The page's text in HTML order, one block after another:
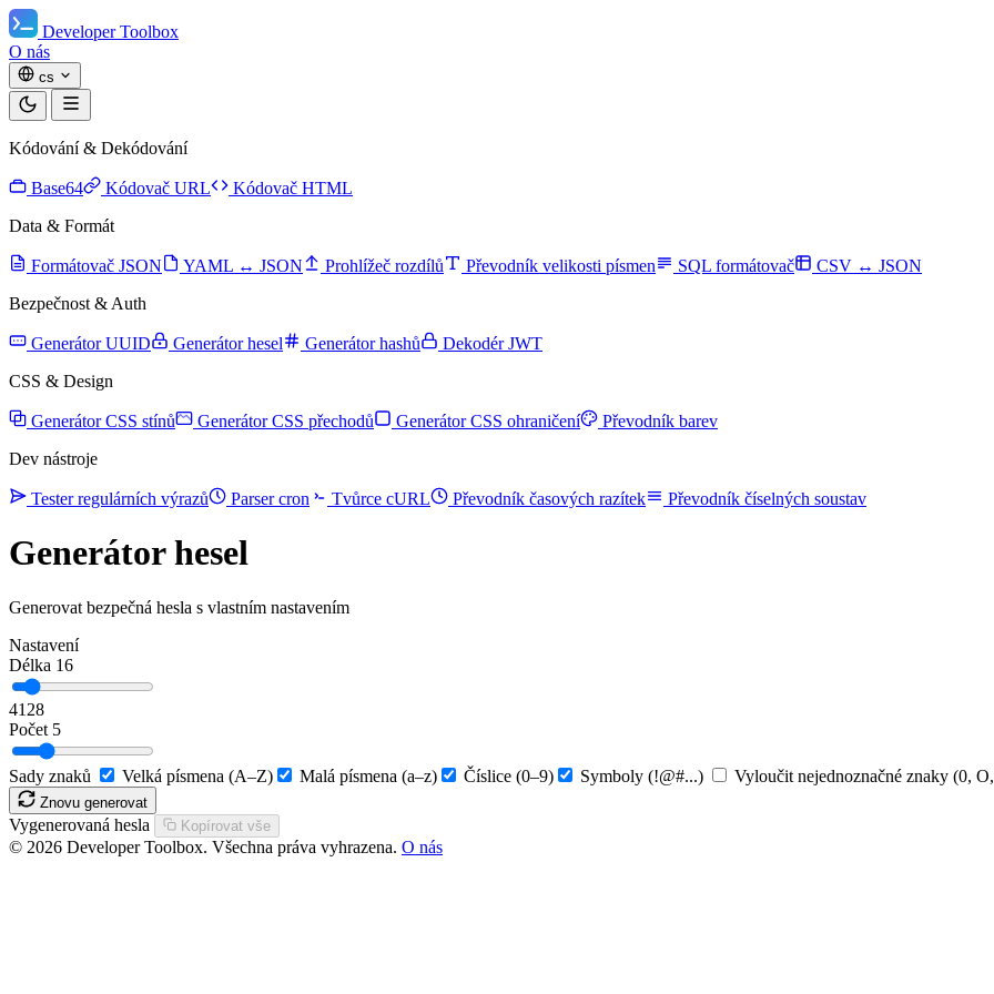
Developer Toolbox
O nás
cs
Kódování & Dekódování
Base64 Kódovač URL
Kódovač HTML
Data & Formát
Formátovač JSON YAML ↔ JSON Prohlížeč rozdílů Převodník velikosti písmen SQL formátovač
CSV ↔ JSON
Bezpečnost & Auth
Generátor UUID Generátor hesel Generátor hashů
Dekodér JWT
CSS & Design
Generátor CSS stínů Generátor CSS přechodů Generátor CSS ohraničení
Převodník barev
Dev nástroje
Tester regulárních výrazů Parser cron Tvůrce cURL Převodník časových razítek Převodník číselných soustav
Generátor hesel
Generovat bezpečná hesla s vlastním nastavením
Nastavení
Délka 16
4128
Počet 5
Sady znaků Velká písmena (A–Z) Malá písmena (a–z) Číslice (0–9) Symboly (!@#...) Vyloučit nejednoznačné znaky (0,
Znovu generovat
Vygenerovaná hesla Kopírovat vše
© 2026 Developer Toolbox. Všechna práva vyhrazena. O nás